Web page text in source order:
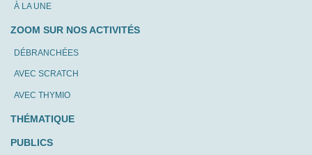
À LA UNE
ZOOM SUR NOS ACTIVITÉS
DÉBRANCHÉES
AVEC SCRATCH
AVEC THYMIO
THÉMATIQUE
PUBLICS